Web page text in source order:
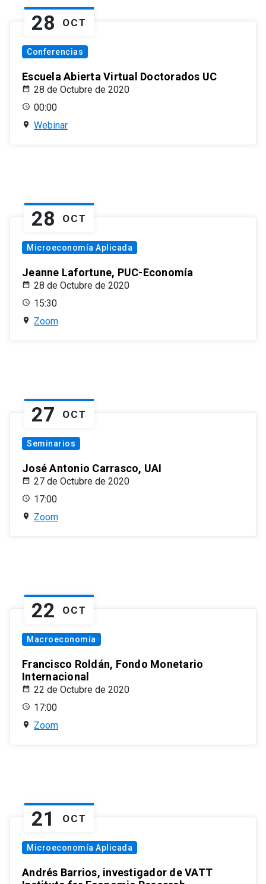
28 OCT
Conferencias
Escuela Abierta Virtual Doctorados UC
28 de Octubre de 2020
00:00
Webinar
28 OCT
Microeconomía Aplicada
Jeanne Lafortune, PUC-Economía
28 de Octubre de 2020
15:30
Zoom
27 OCT
Seminarios
José Antonio Carrasco, UAI
27 de Octubre de 2020
17:00
Zoom
22 OCT
Macroeconomía
Francisco Roldán, Fondo Monetario
Internacional
22 de Octubre de 2020
17:00
Zoom
21 OCT
Microeconomía Aplicada
Andrés Barrios, investigador de VATT